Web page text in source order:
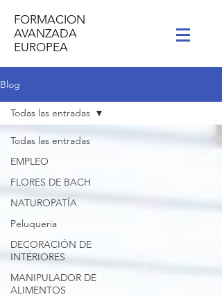
FORMACION
AVANZADA
EUROPEA
Blog
Todas las entradas
EMPLEO
FLORES DE BACH
NATUROPATÍA
Peluqueria
DECORACIÓN DE
INTERIORES
MANIPULADOR DE
ALIMENTOS
Todas las entradas